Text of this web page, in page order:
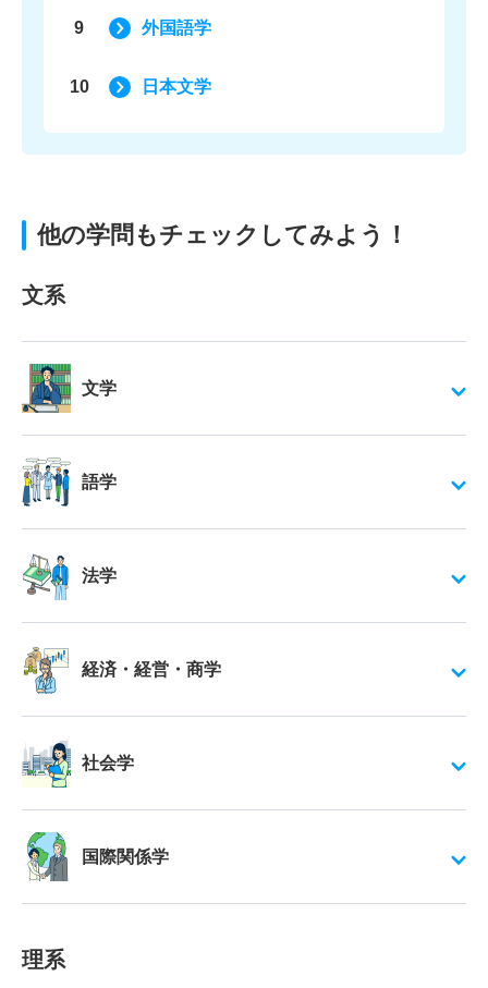
9 外国語学
10 日本文学
他の学問もチェックしてみよう！
文系
文学
語学
法学
経済・経営・商学
社会学
国際関係学
理系